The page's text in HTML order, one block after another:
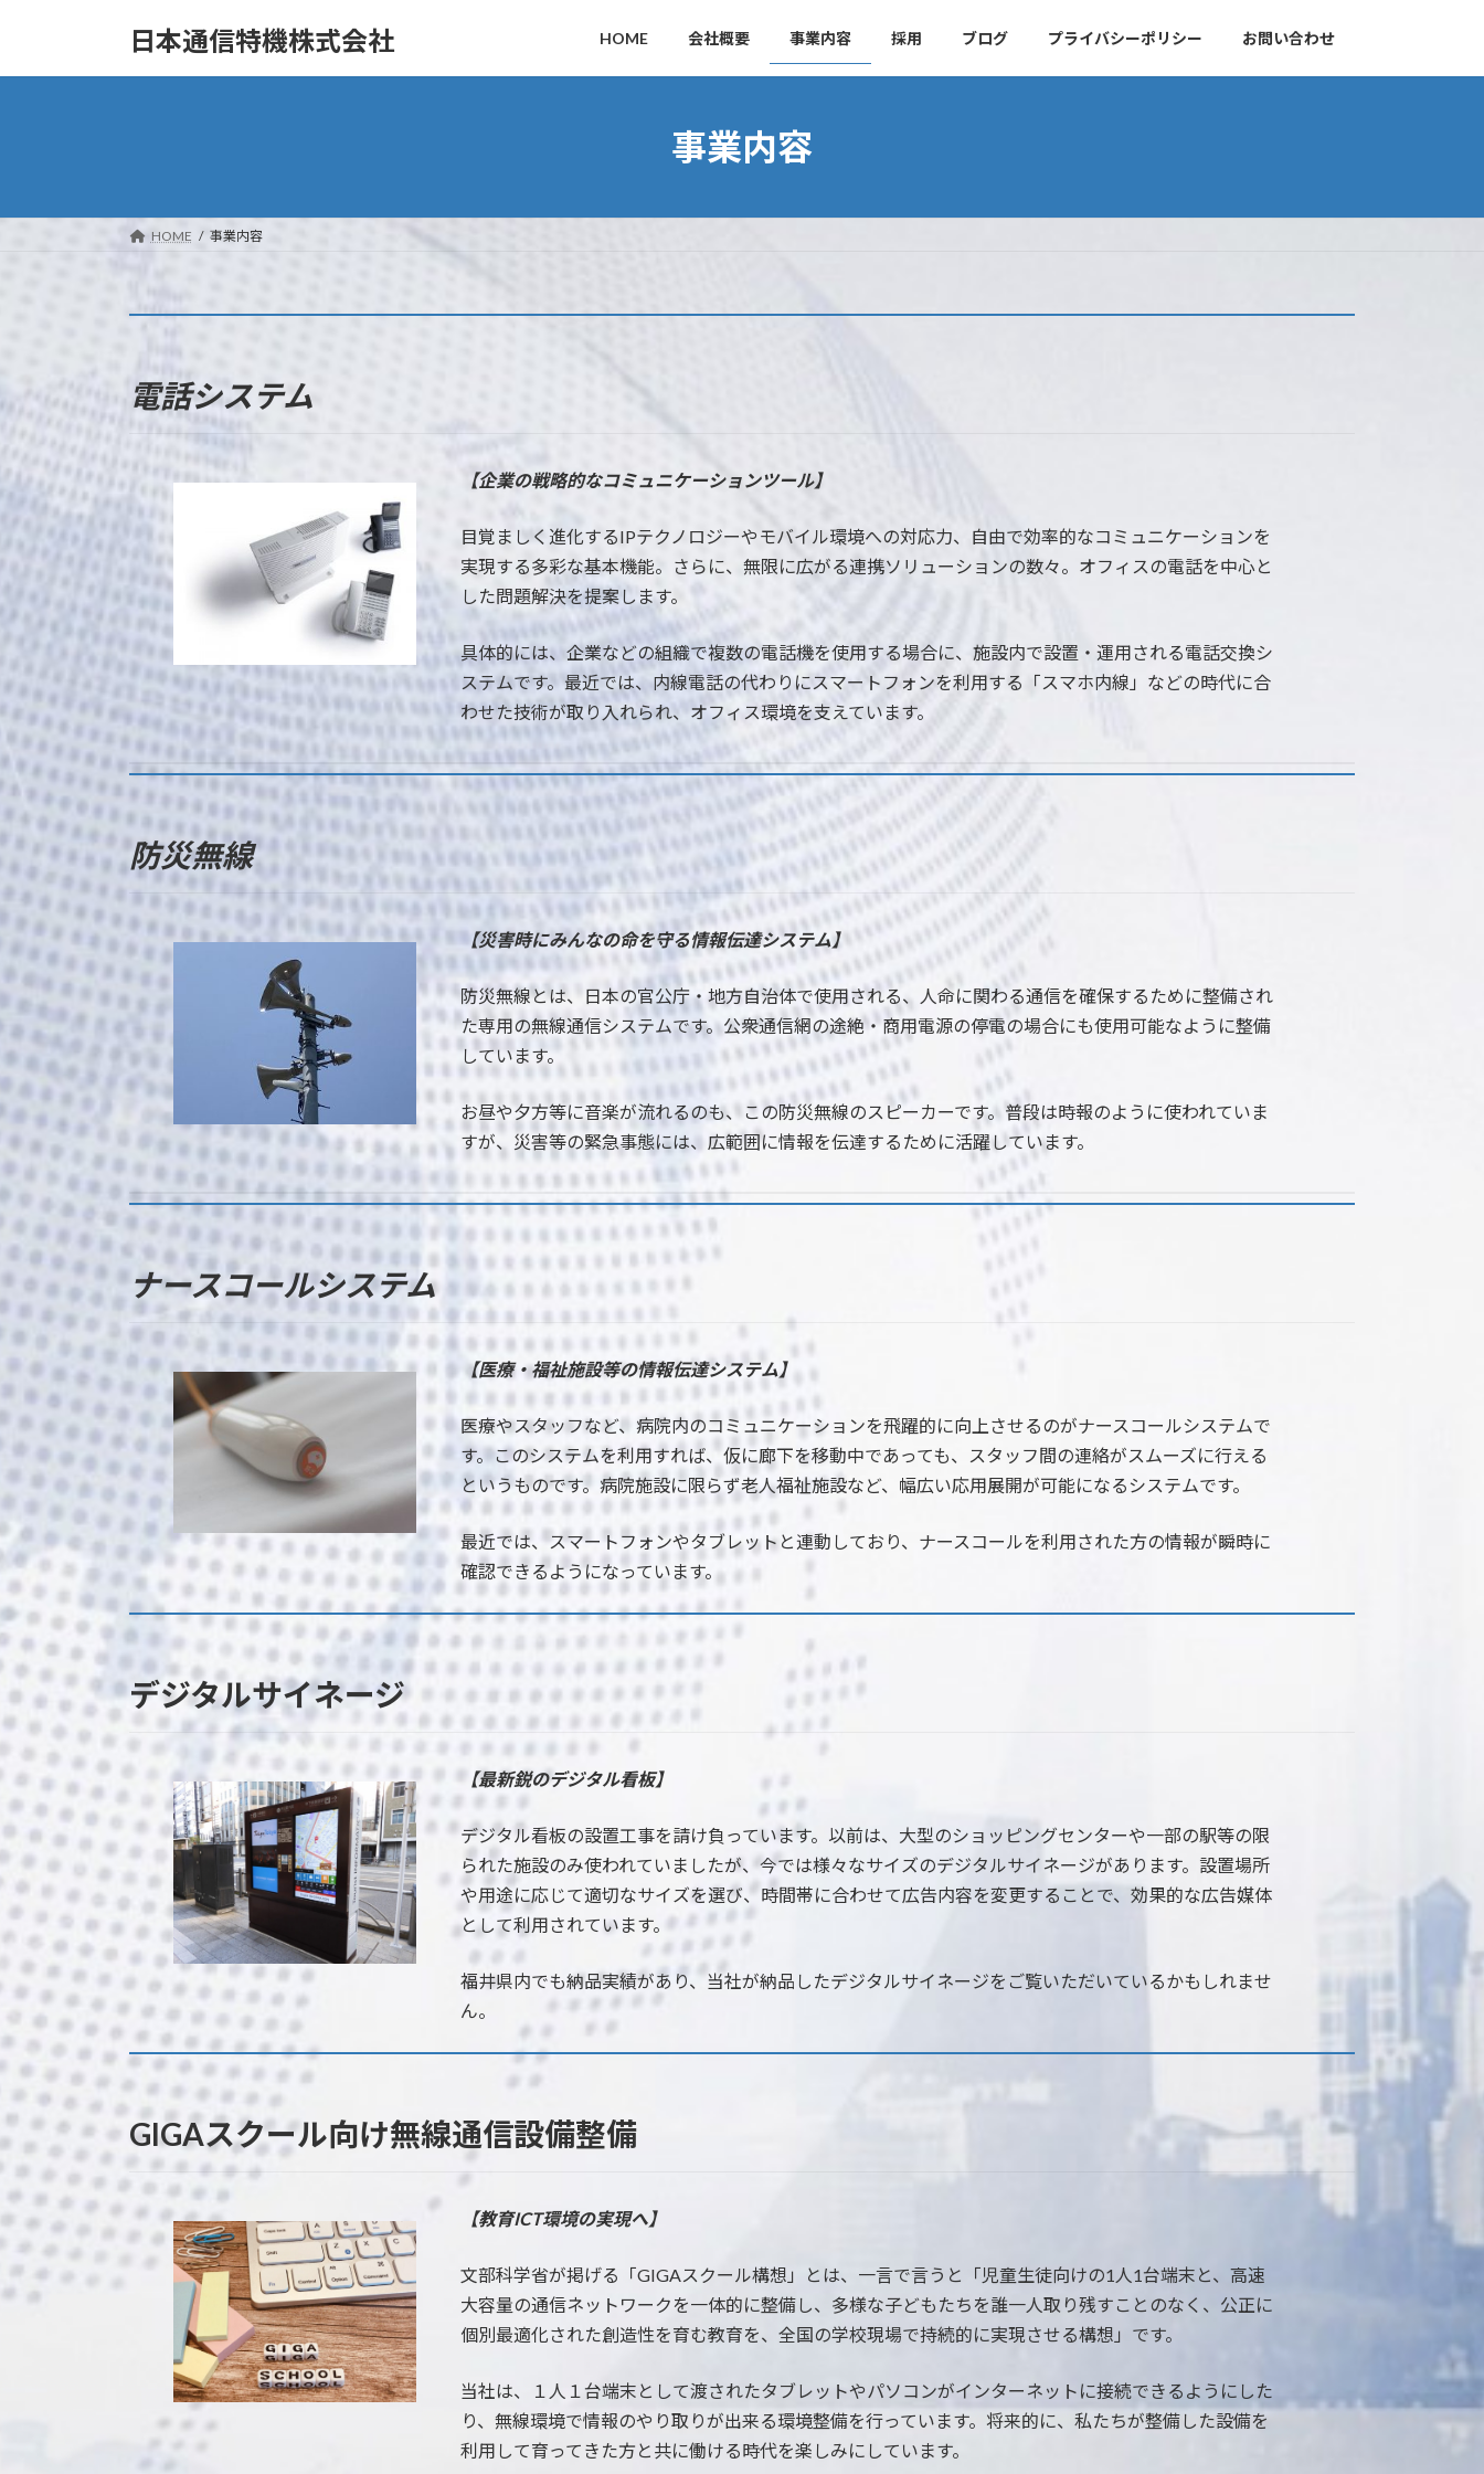
ッ
移
日本通信特機株式会社 HOME 会社概要 事業内容 採用 ブログ プライバシーポリシー お問い合わせ
事業内容
HOME 事業内容
電話システム
【企業の戦略的なコミュニケーションツール】
目覚ましく進化するIPテクノロジーやモバイル環境への対応力、自由で効率的なコミュニケーションを
実現する多彩な基本機能。さらに、無限に広がる連携ソリューションの数々。オフィスの電話を中心と
した問題解決を提案します。
具体的には、企業などの組織で複数の電話機を使用する場合に、施設内で設置・運用される電話交換シ
ステムです。最近では、内線電話の代わりにスマートフォンを利用する「スマホ内線」などの時代に合
わせた技術が取り入れられ、オフィス環境を支えています。
防災無線
【災害時にみんなの命を守る情報伝達システム】
防災無線とは、日本の官公庁・地方自治体で使用される、人命に関わる通信を確保するために整備され
た専用の無線通信システムです。公衆通信網の途絶・商用電源の停電の場合にも使用可能なように整備
しています。
お昼や夕方等に音楽が流れるのも、この防災無線のスピーカーです。普段は時報のように使われていま
すが、災害等の緊急事態には、広範囲に情報を伝達するために活躍しています。
ナースコールシステム
【医療・福祉施設等の情報伝達システム】
医療やスタッフなど、病院内のコミュニケーションを飛躍的に向上させるのがナースコールシステムで
す。このシステムを利用すれば、仮に廊下を移動中であっても、スタッフ間の連絡がスムーズに行える
というものです。病院施設に限らず老人福祉施設など、幅広い応用展開が可能になるシステムです。
最近では、スマートフォンやタブレットと連動しており、ナースコールを利用された方の情報が瞬時に
確認できるようになっています。
デジタルサイネージ
【最新鋭のデジタル看板】
デジタル看板の設置工事を請け負っています。以前は、大型のショッピングセンターや一部の駅等の限
られた施設のみ使われていましたが、今では様々なサイズのデジタルサイネージがあります。設置場所
や用途に応じて適切なサイズを選び、時間帯に合わせて広告内容を変更することで、効果的な広告媒体
として利用されています。
福井県内でも納品実績があり、当社が納品したデジタルサイネージをご覧いただいているかもしれませ
ん。
GIGAスクール向け無線通信設備整備
【教育ICT環境の実現へ】
文部科学省が掲げる「GIGAスクール構想」とは、一言で言うと「児童生徒向けの1人1台端末と、高速
大容量の通信ネットワークを一体的に整備し、多様な子どもたちを誰一人取り残すことのなく、公正に
個別最適化された創造性を育む教育を、全国の学校現場で持続的に実現させる構想」です。
当社は、１人１台端末として渡されたタブレットやパソコンがインターネットに接続できるようにした
り、無線環境で情報のやり取りが出来る環境整備を行っています。将来的に、私たちが整備した設備を
利用して育ってきた方と共に働ける時代を楽しみにしています。